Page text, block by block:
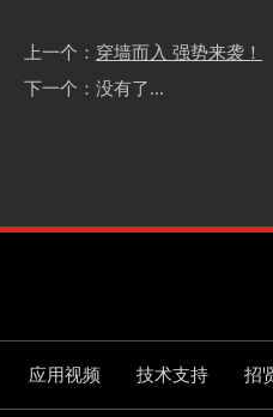
上一个： 穿墙而入 强势来袭！
下一个：没有了...
应用视频 技术支持 招